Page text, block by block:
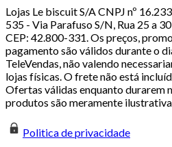
Lojas Le biscuit S/A CNPJ nº
535 - Via Parafuso S/N, Rua 25 a
CEP: 42.800-331. Os preços,
pagamento são válidos durante o
TeleVendas, não valendo
lojas físicas. O frete não está
Ofertas válidas enquanto durarem
produtos são meramente
Politica de privacidade